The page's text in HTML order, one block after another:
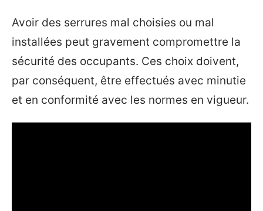
Avoir des serrures mal choisies ou mal
installées peut gravement compromettre la
sécurité des occupants. Ces choix doivent,
par conséquent, être effectués avec minutie
et en conformité avec les normes en vigueur.